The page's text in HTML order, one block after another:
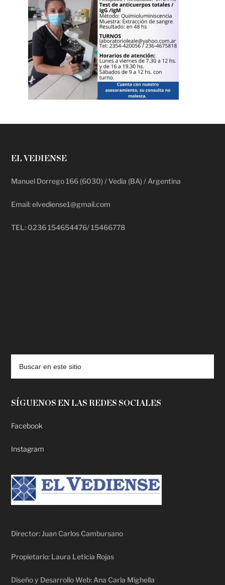
EL VEDIENSE
Manuel Dorrego 166 (6030) / Vedia (BA) / Argentina
Email: elvediense1@gmail.com
TEL: 0236 154654476/ 15466778
SÍGUENOS EN LAS REDES SOCIALES
Facebook
Instagram
Director: Juan Carlos Cambursano
Propietario: Laura Leticia Rojas
Diseño y Desarrollo Web: Ana Carla Mighella